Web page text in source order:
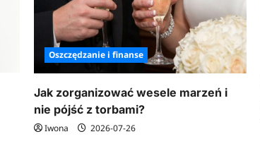
Oszczędzanie i finanse
Jak zorganizować wesele marzeń i
nie pójść z torbami?
Iwona 2026-07-26